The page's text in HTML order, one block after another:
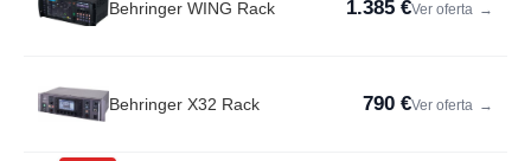
Behringer WING Rack 1.385 €Ver oferta →
Behringer X32 Rack 790 €Ver oferta →